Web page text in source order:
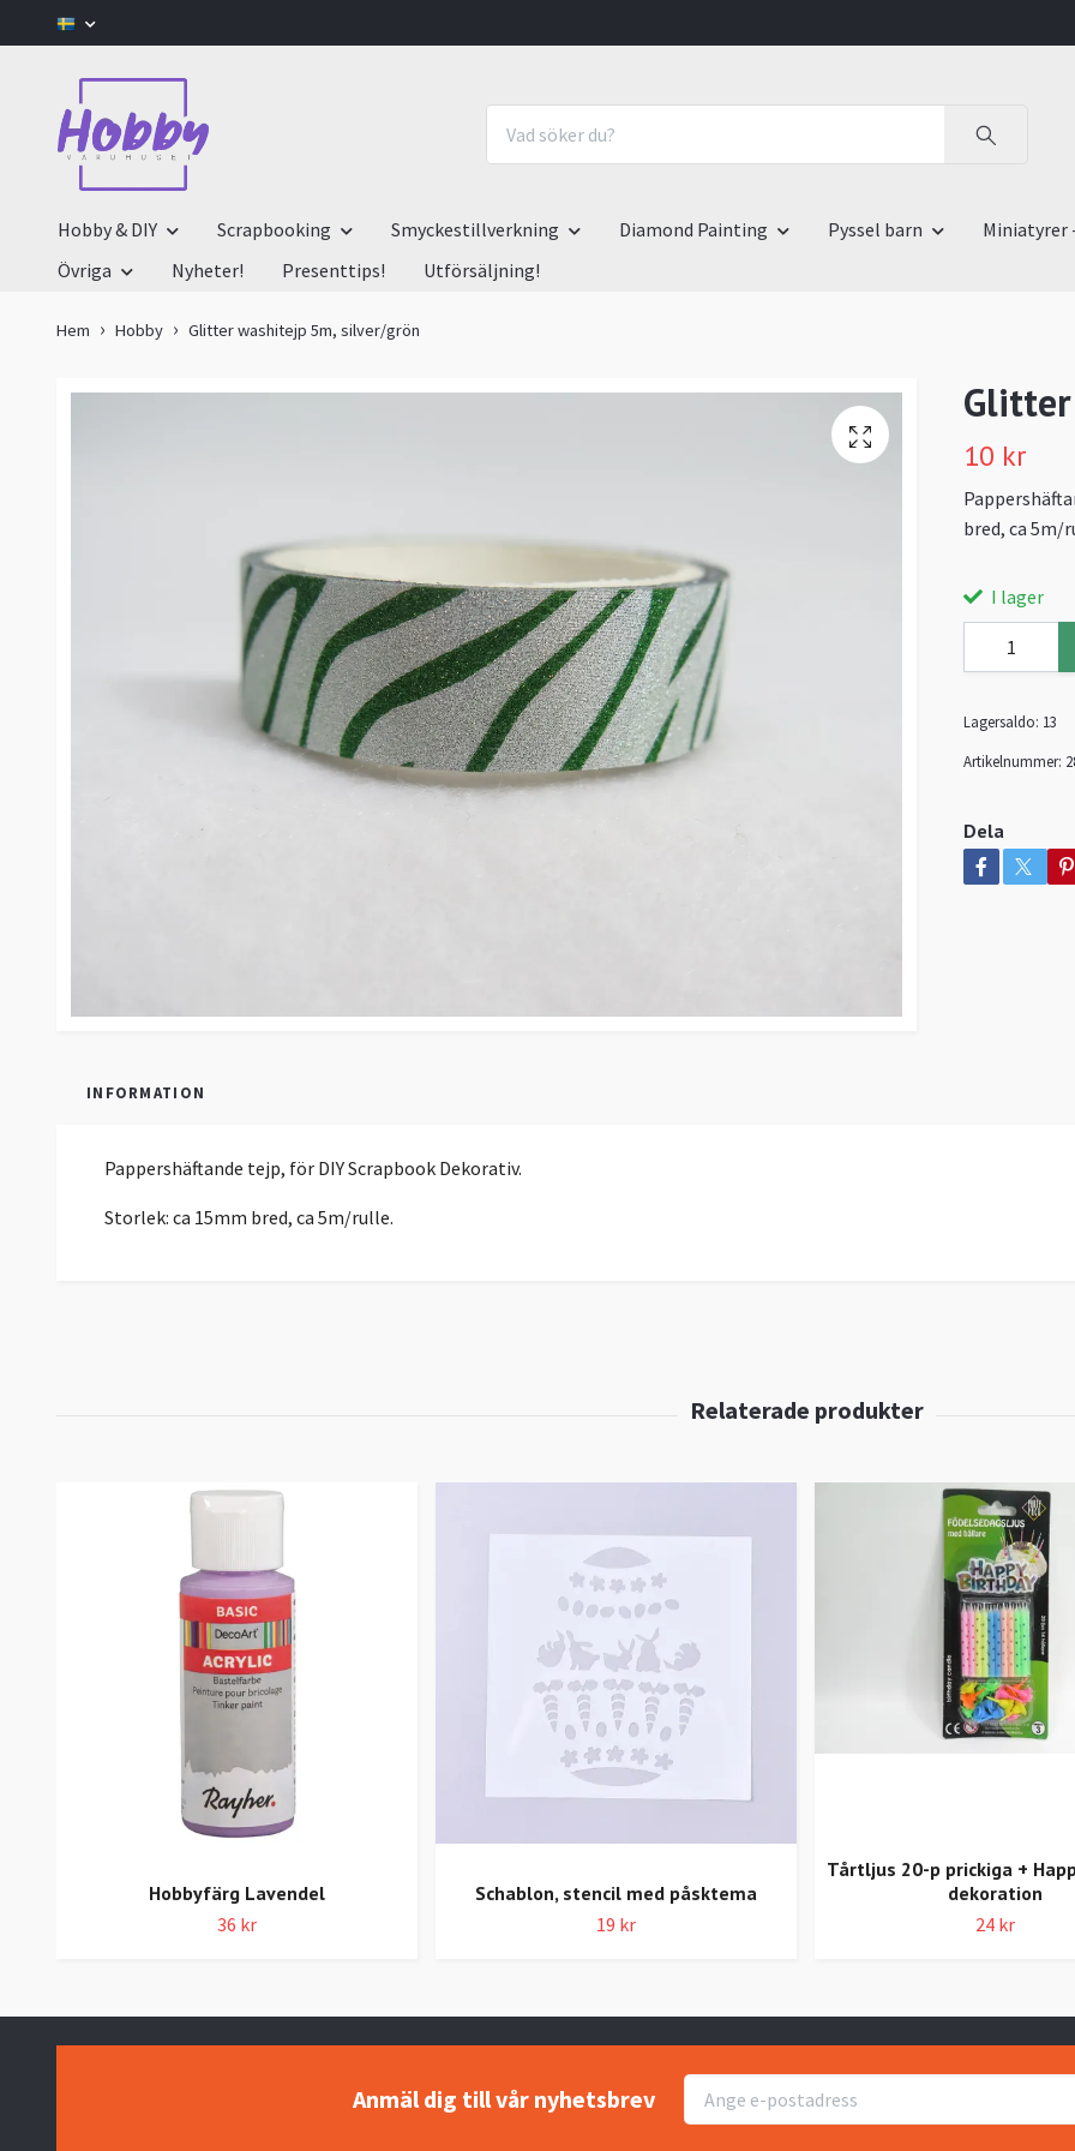
Hobby & DIY Scrapbooking Smyckestillverkning Diamond Painting Pyssel barn Miniatyrer
Övriga
Nyheter! Presenttips! Utförsäljning!
Hem Hobby Glitter washitejp 5m, silver/grön
10 kr
bred, ca 5m/
I lager
Lagersaldo: 13
Artikelnummer:
Dela
INFORMATION
Pappershäftande tejp, för DIY Scrapbook Dekorativ.
Storlek: ca 15mm bred, ca 5m/rulle.
Hobbyfärg Lavendel
36 kr
Schablon, stencil med påsktema
19 kr
Tårtljus 20-p prickiga +
dekoration
24 kr
Anmäl dig till vår nyhetsbrev